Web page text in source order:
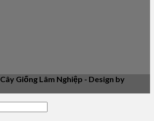
Cây Giống Lâm Nghiệp - Design by